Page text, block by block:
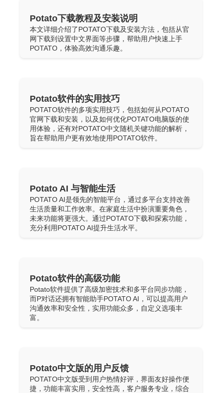
Potato下载教程及安装说明
本文详细介绍了POTATO下载及安装方法，包括从官
网下载到设置中文界面等步骤，帮助用户快速上手
POTATO，体验高效沟通乐趣。
Potato软件的实用技巧
POTATO软件的多项实用技巧，包括如何从POTATO
官网下载和安装，以及如何优化POTATO电脑版的使
用体验，还有对POTATO中文随机关键功能的解析，
旨在帮助用户更有效地使用POTATO软件。
Potato AI 与智能生活
POTATO AI是领先的智能平台，通过多平台支持改善
生活质量和工作效率。在家庭生活中扮演重要角色，
未来功能将更强大。通过POTATO下载和探索功能，
充分利用POTATO AI提升生活水平。
Potato软件的高级功能
Potato软件提供了高级加密技术和多平台同步功能，
而P对话还拥有智能助手POTATO AI，可以提高用户
沟通效率和安全性，实用功能众多，自定义选项丰
富。
Potato中文版的用户反馈
POTATO中文版受到用户热情好评，界面友好操作便
捷，功能丰富实用，安全性高，客户服务专业，综合